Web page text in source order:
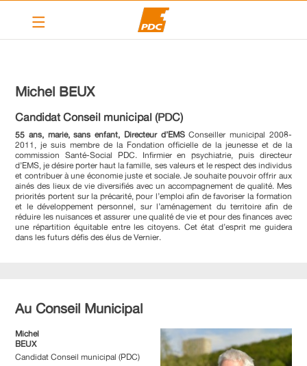
Articles
Contact
Liens
PDC cantonal
Michel BEUX
Candidat Conseil municipal (PDC)
55 ans, marié, sans enfant, Directeur d’EMSConseiller municipal 2008-
2011, je suis membre de la Fondation officielle de la jeunesse et de la
commission Santé-Social PDC. Infirmier en psychiatrie, puis directeur
d’EMS, je désire porter haut la famille, ses valeurs et le respect des individus
et contribuer à une économie juste et sociale. Je souhaite pouvoir offrir aux
ainés des lieux de vie diversifiés avec un accompagnement de qualité. Mes
priorités portent sur la précarité, pour l’emploi afin de favoriser la formation
et le développement personnel, sur l’aménagement du territoire afin de
réduire les nuisances et assurer une qualité de vie et pour des finances avec
une répartition équitable entre les citoyens. Cet état d’esprit me guidera
dans les futurs défis des élus de Vernier.
Au Conseil Municipal
Michel
BEUX
Candidat Conseil municipal (PDC)